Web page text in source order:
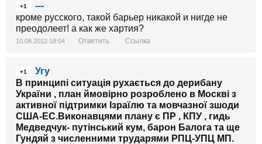
+1
---
кроме русского, такой барьер никакой и нигде не
преодолеет! а как же хартия?
10.08.2012 18:04 Ответить Ссылка
+1
Угу
В принципі ситуація рухається до дерибану
України , план ймовірно розроблено в Москві з
активної підтримки Ізраїлю та мовчазної зшоди
США-ЕС.Виконавцями плану є ПР , КПУ , гидь
Медведчук- путінський кум, барон Балога та ще
Гундяй з численними трударями РПЦ-УПЦ МП.